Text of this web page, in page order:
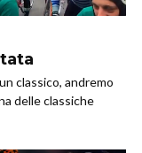
classico, andremo
delle classiche